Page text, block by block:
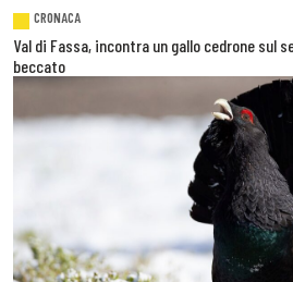
CRONACA
Val di Fassa, incontra un gallo cedrone
beccato